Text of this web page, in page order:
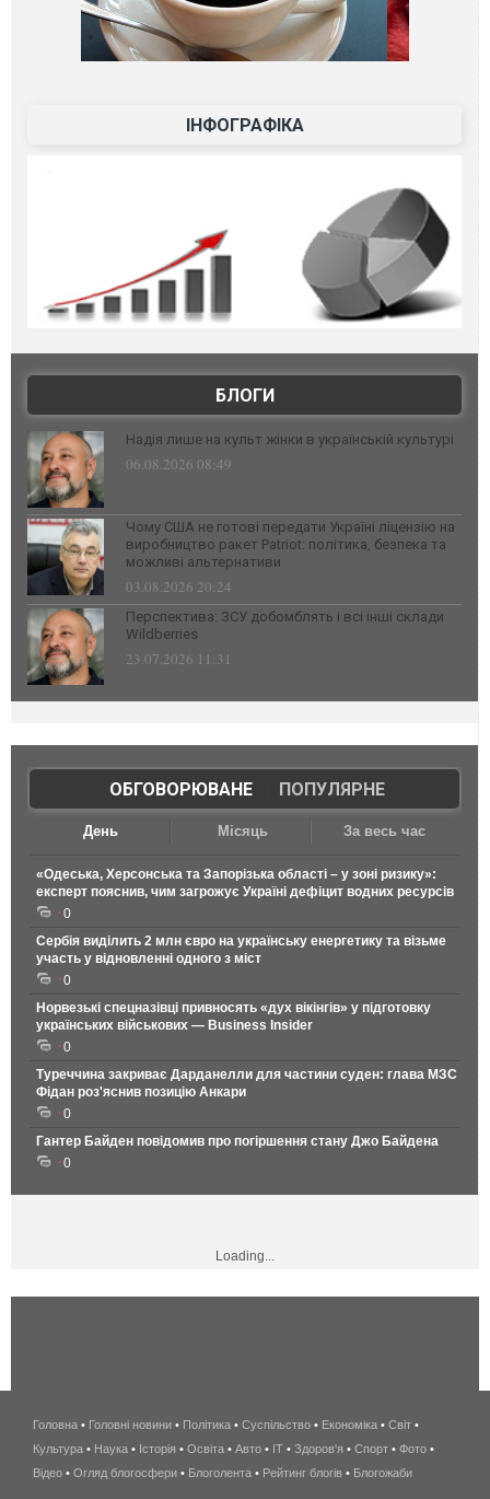
ІНФОГРАФІКА
БЛОГИ
Надія лише на культ жінки в українській культурі
06.08.2026 08:49
Чому США не готові передати Україні ліцензію на
виробництво ракет Patriot: політика, безпека та
можливі альтернативи
03.08.2026 20:24
Перспектива: ЗСУ добомблять і всі інші склади
Wildberries
23.07.2026 11:31
ОБГОВОРЮВАНЕ| ПОПУЛЯРНЕ
День Місяць За весь час
«Одеська, Херсонська та Запорізька області – у зоні ризику»:
експерт пояснив, чим загрожує Україні дефіцит водних ресурсів
0
Сербія виділить 2 млн євро на українську енергетику та візьме
участь у відновленні одного з міст
0
Норвезькі спецназівці привносять «дух вікінгів» у підготовку
українських військових — Business Insider
0
Туреччина закриває Дарданелли для частини суден: глава МЗС
Фідан роз'яснив позицію Анкари
0
Гантер Байден повідомив про погіршення стану Джо Байдена
0
Loading...
беспроводной
интернет
киев
Головна • Головні новини • Політика • Суспільство • Економіка • Світ •
Культура • Наука • Історія • Освіта • Авто • IT • Здоров'я • Спорт • Фото •
Відео • Огляд блогосфери • Блоголента • Рейтинг блогів • Блогожаби